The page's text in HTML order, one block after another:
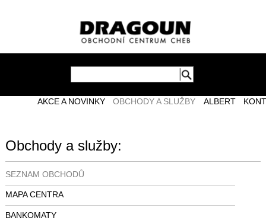
AKCE A NOVINKY OBCHODY A SLUŽBY ALBERT
Obchody a služby:
SEZNAM OBCHODŮ
MAPA CENTRA
BANKOMATY